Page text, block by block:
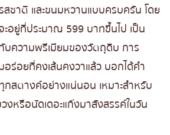
ชาติ และขนมหวานแบบครบครัน โดย
อยู่ที่ประมาณ 599 บาทขึ้นไป เป็น
บความพรีเมียมของวัตถุดิบ การ
อร่อยที่คงเส้นคงวาแล้ว บอกได้คำ
สตางค์อย่างแน่นอน เหมาะสำหรับ
หรือนัดเดอะแก๊งมาสังสรรค์ในวัน